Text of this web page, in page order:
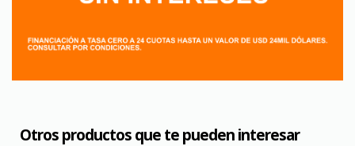
Otros productos que te pueden interesar